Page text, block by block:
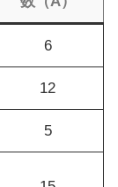
6
12
5